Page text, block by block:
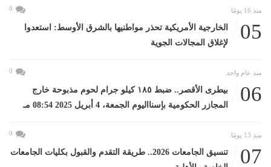
منذ 16 يومًا 0
05
الخارجية الأمريكية تحذر مواطنيها بالشرق الأوسط: استعدوا
لإغلاق المجالات الجوية
منذ عام واحد 0
06
بيطرى الأقصر.. ضبط ١٨٥ كيلو جرام لحوم مذبوحة خارج
المجازر الحكومية بإسنااليوم الجمعة، 4 أبريل 2025 08:54 مـ
منذ 13 يومًا 0
07
تنسيق الجامعات 2026.. طريقة التقدم والقبول بكليات الجامعات